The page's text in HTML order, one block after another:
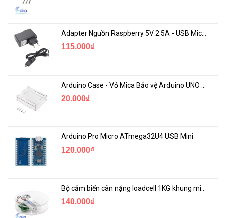
Adapter Nguồn Raspberry 5V 2.5A - USB Micro Có Công Tắc
115.000₫
20.000₫
Arduino Pro Micro ATmega32U4 USB Mini
120.000₫
140.000₫